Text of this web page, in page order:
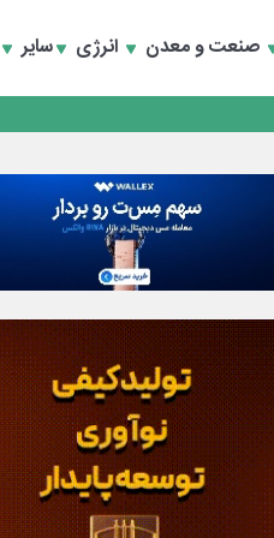
صنعت و معدن انرژی سایر